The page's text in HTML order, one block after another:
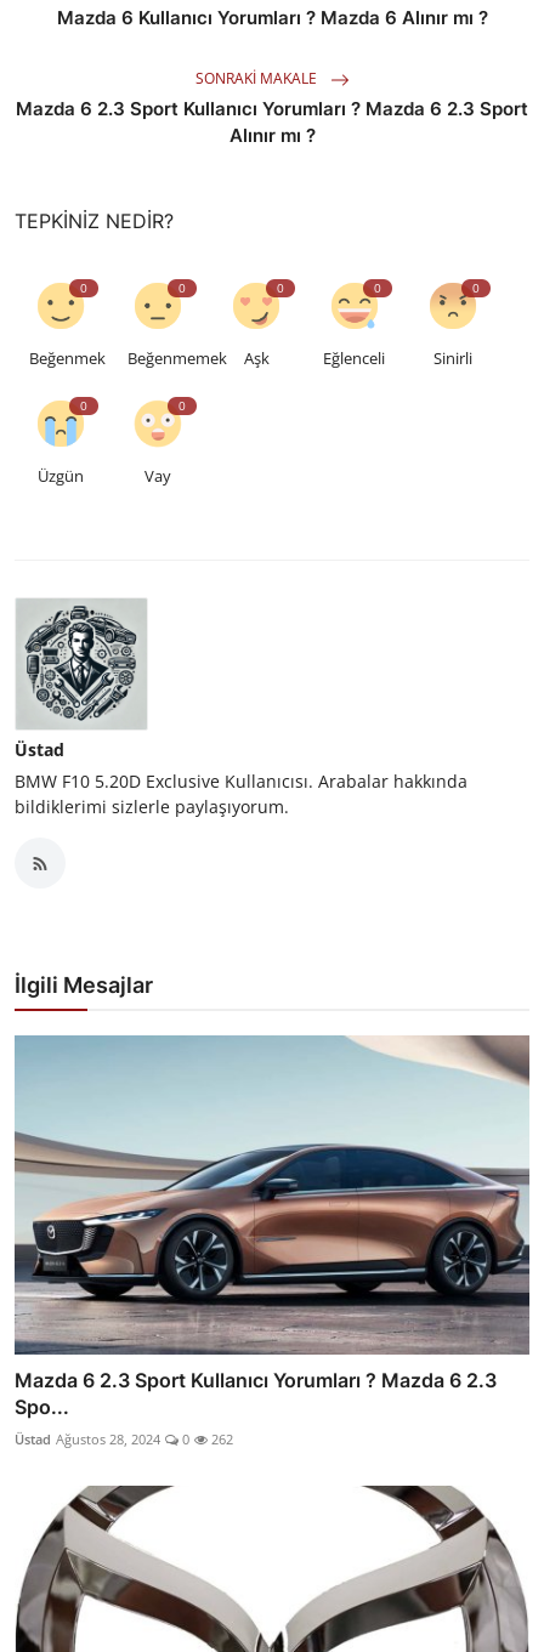
Mazda 6 Kullanıcı Yorumları ? Mazda 6 Alınır mı ?
SONRAKI MAKALE
Mazda 6 2.3 Sport Kullanıcı Yorumları ? Mazda 6 2.3 Sport
Alınır mı ?
TEPKINIZ NEDIR?
0
Beğenmek
0
Beğenmemek
0
Aşk
0
Eğlenceli
0
Sinirli
0
Üzgün
0
Vay
Üstad
BMW F10 5.20D Exclusive Kullanıcısı. Arabalar hakkında
bildiklerimi sizlerle paylaşıyorum.
İlgili Mesajlar
Mazda 6 2.3 Sport Kullanıcı Yorumları ? Mazda 6 2.3
Spo...
Üstad Ağustos 28, 2024 0 262